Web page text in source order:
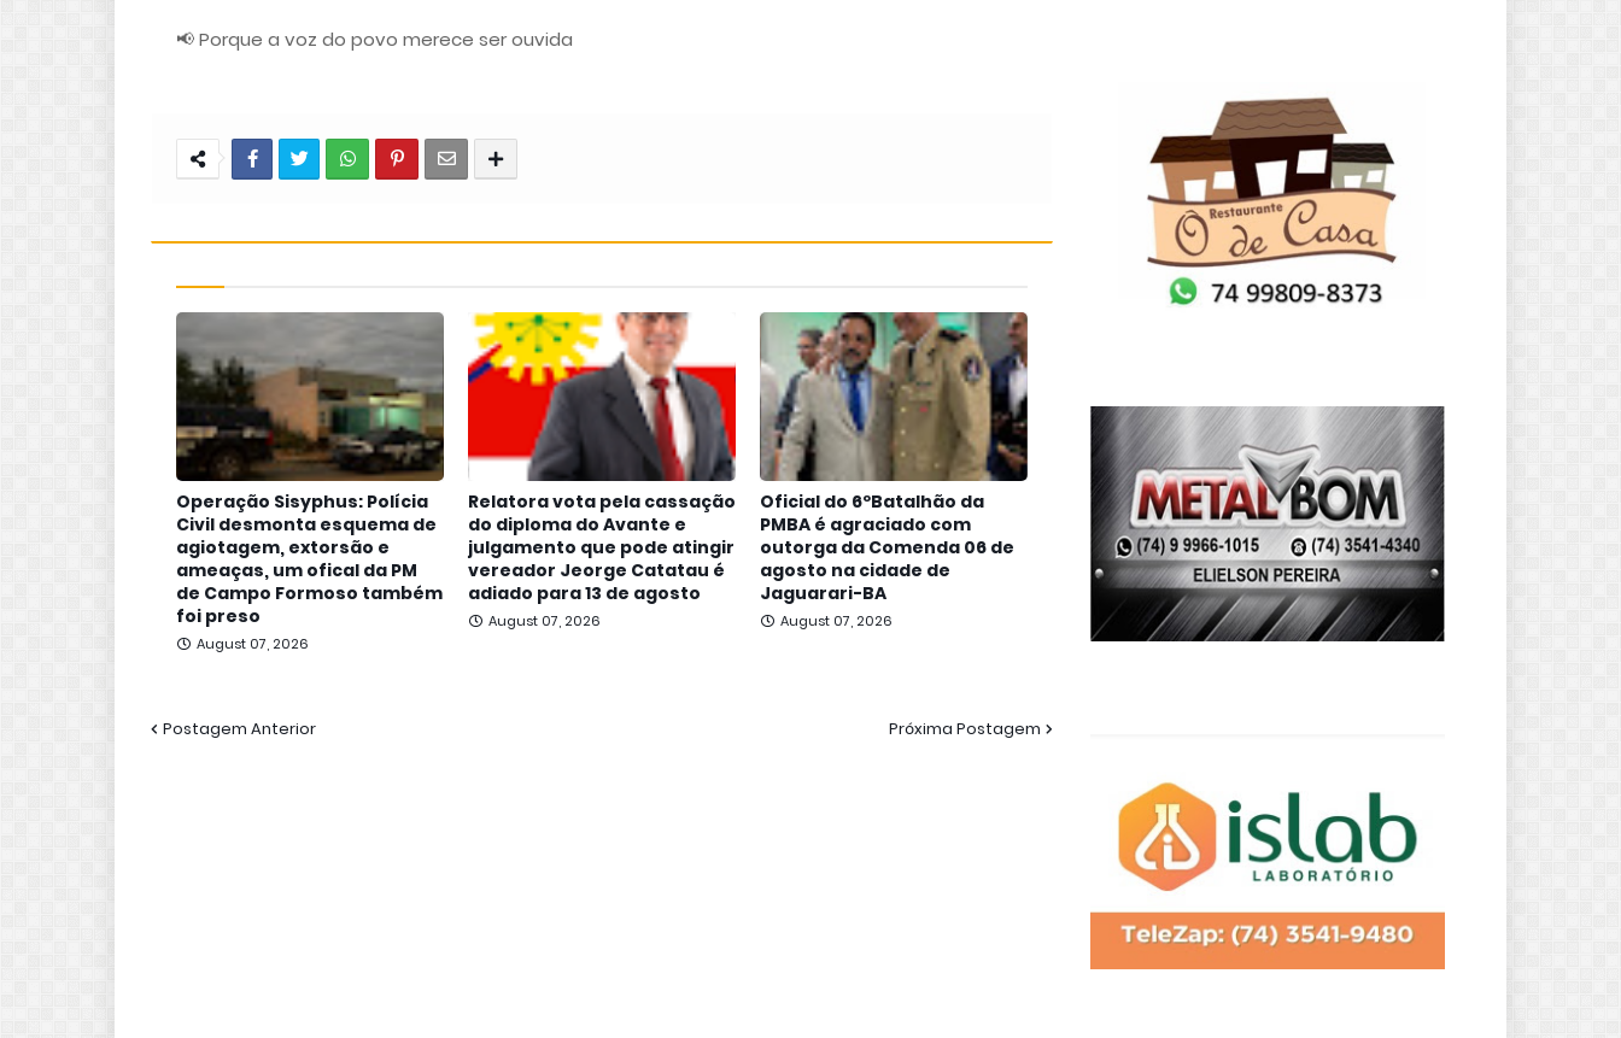
📢 Porque a voz do povo merece ser ouvida
Operação Sisyphus: Polícia
Civil desmonta esquema de
agiotagem, extorsão e
ameaças, um ofical da PM
de Campo Formoso também
foi preso
August 07, 2026
Relatora vota pela cassação
do diploma do Avante e
julgamento que pode atingir
vereador Jeorge Catatau é
adiado para 13 de agosto
August 07, 2026
Oficial do 6ºBatalhão da
PMBA é agraciado com
outorga da Comenda 06 de
agosto na cidade de
Jaguarari-BA
August 07, 2026
Postagem Anterior Próxima Postagem